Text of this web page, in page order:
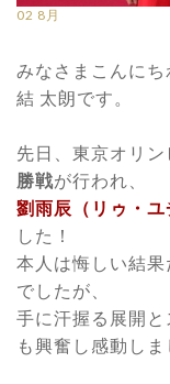
02 8月
みなさまこんにち
結 太朗です。
先日、東京オリ
勝戦が行われ、
劉雨辰（リゥ・
した！
本人は悔しい結
でしたが、
手に汗握る展開
も興奮し感動しま